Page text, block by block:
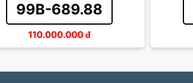
99B-689.88
110.000.000đ